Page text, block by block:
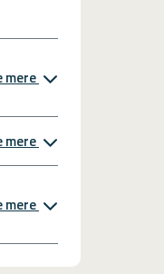
mere
mere
mere